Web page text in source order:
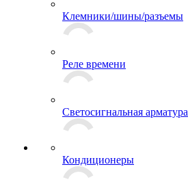
Клемники/шины/разъемы
Реле времени
Светосигнальная арматура
Кондиционеры